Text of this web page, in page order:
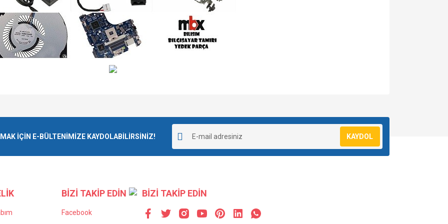
İÇİN E-BÜLTENİMİZE KAYDOLABİLİRSİNİZ! KAYDOL
BİZİ TAKİP EDİN
Facebook
BİZİ TAKİP EDİN